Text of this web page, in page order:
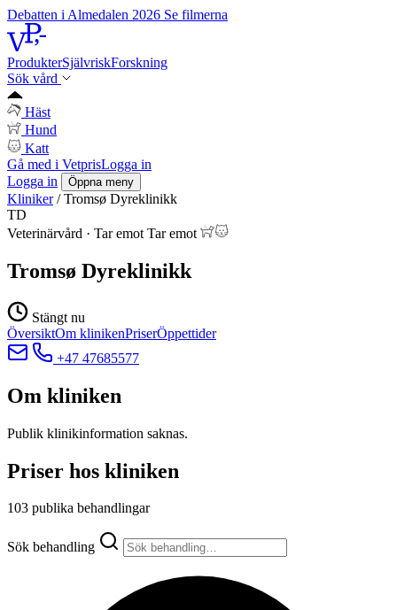
Debatten i Almedalen 2026 Se filmerna
ProdukterSjälvriskForskning
Sök vård
Häst
Hund
Katt
Gå med i VetprisLogga in
Logga in
Öppna meny
Kliniker / Tromsø Dyreklinikk
TD
Veterinärvård · Tar emot Tar emot
Tromsø Dyreklinikk
Stängt nu
ÖversiktOm klinikenPriserÖppettider
+47 47685577
Om kliniken
Publik klinikinformation saknas.
Priser hos kliniken
103 publika behandlingar
Sök behandling